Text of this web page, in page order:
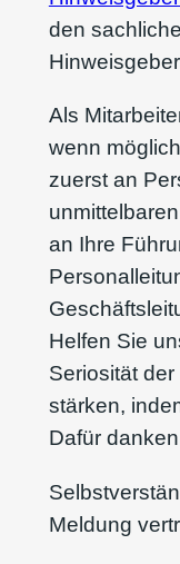
den
Als
wenn
zuerst an
an Ihre
Helfen Sie
Seriosität
stärken,
Dafür
Meldung